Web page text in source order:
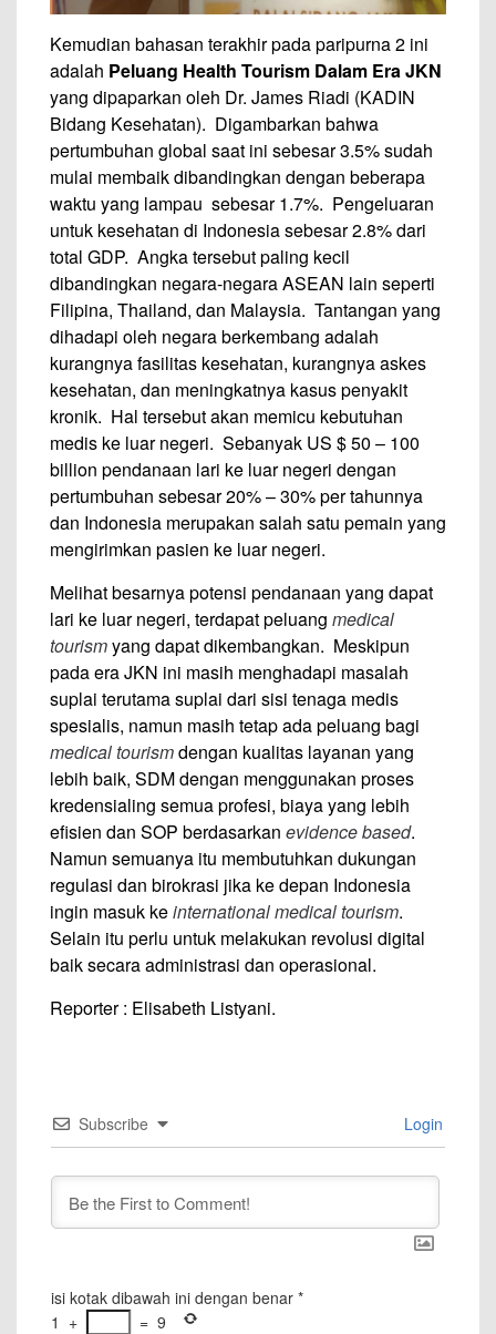
Kemudian bahasan terakhir pada paripurna 2 ini
adalah Peluang Health Tourism Dalam Era JKN
yang dipaparkan oleh Dr. James Riadi (KADIN
Bidang Kesehatan). Digambarkan bahwa
pertumbuhan global saat ini sebesar 3.5% sudah
mulai membaik dibandingkan dengan beberapa
waktu yang lampau sebesar 1.7%. Pengeluaran
untuk kesehatan di Indonesia sebesar 2.8% dari
total GDP. Angka tersebut paling kecil
dibandingkan negara-negara ASEAN lain seperti
Filipina, Thailand, dan Malaysia. Tantangan yang
dihadapi oleh negara berkembang adalah
kurangnya fasilitas kesehatan, kurangnya askes
kesehatan, dan meningkatnya kasus penyakit
kronik. Hal tersebut akan memicu kebutuhan
medis ke luar negeri. Sebanyak US $ 50 – 100
billion pendanaan lari ke luar negeri dengan
pertumbuhan sebesar 20% – 30% per tahunnya
dan Indonesia merupakan salah satu pemain yang
mengirimkan pasien ke luar negeri.
Melihat besarnya potensi pendanaan yang dapat
lari ke luar negeri, terdapat peluang medical
tourismyang dapat dikembangkan. Meskipun
pada era JKN ini masih menghadapi masalah
suplai terutama suplai dari sisi tenaga medis
spesialis, namun masih tetap ada peluang bagi
medical tourismdengan kualitas layanan yang
lebih baik, SDM dengan menggunakan proses
kredensialing semua profesi, biaya yang lebih
efisien dan SOP berdasarkan evidence based.
Namun semuanya itu membutuhkan dukungan
regulasi dan birokrasi jika ke depan Indonesia
ingin masuk keinternational medical tourism.
Selain itu perlu untuk melakukan revolusi digital
baik secara administrasi dan operasional.
Reporter : Elisabeth Listyani.
Subscribe Login
isi kotak dibawah ini dengan benar *
1 + = 9